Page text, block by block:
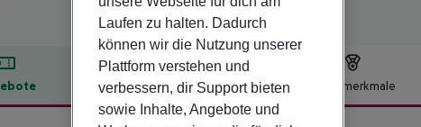
Hotelbeschreibung Hotelmerkmale
Laufen zu halten. Dadurch
können wir die Nutzung unserer
Plattform verstehen und
verbessern, dir Support bieten
sowie Inhalte, Angebote und